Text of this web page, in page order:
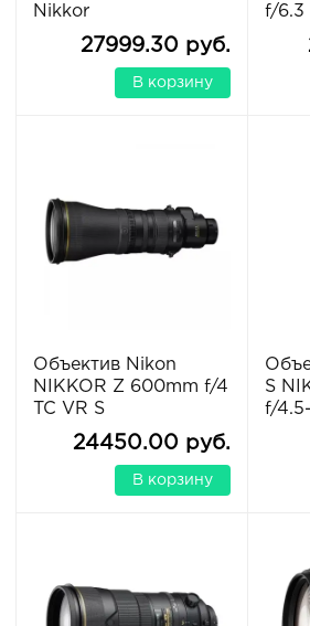
Nikkor
27999.30 руб.
В корзину
f/6.3
Объектив Nikon
NIKKOR Z 600mm f/4
TC VR S
24450.00 руб.
В корзину
S
f/